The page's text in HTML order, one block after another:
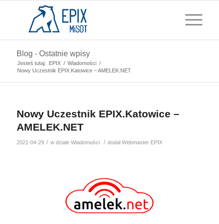
Blog - Ostatnie wpisy
Jesteś tutaj: EPIX / Wiadomości /
Nowy Uczestnik EPIX.Katowice – AMELEK.NET
Nowy Uczestnik EPIX.Katowice –
AMELEK.NET
2021-04-29 / w dziale Wiadomości / dodałWebmaster EPIX